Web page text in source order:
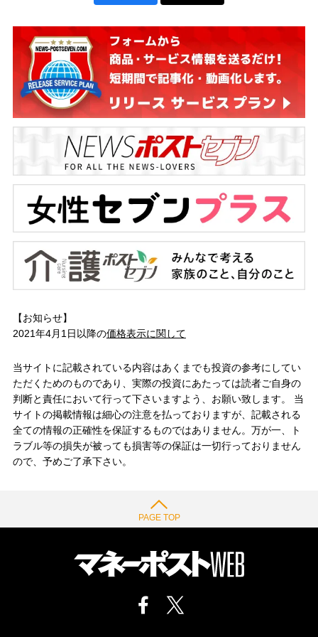
【お知らせ】
2021年4月1日以降の価格表示に関して
当サイトに記載されている内容はあくまでも投資の参考にしてい
ただくためのものであり、実際の投資にあたっては読者ご自身の
判断と責任において行って下さいますよう、お願い致します。 当
サイトの掲載情報は細心の注意を払っておりますが、記載される
全ての情報の正確性を保証するものではありません。万が一、ト
ラブル等の損失が被っても損害等の保証は一切行っておりません
ので、予めご了承下さい。
PAGE TOP